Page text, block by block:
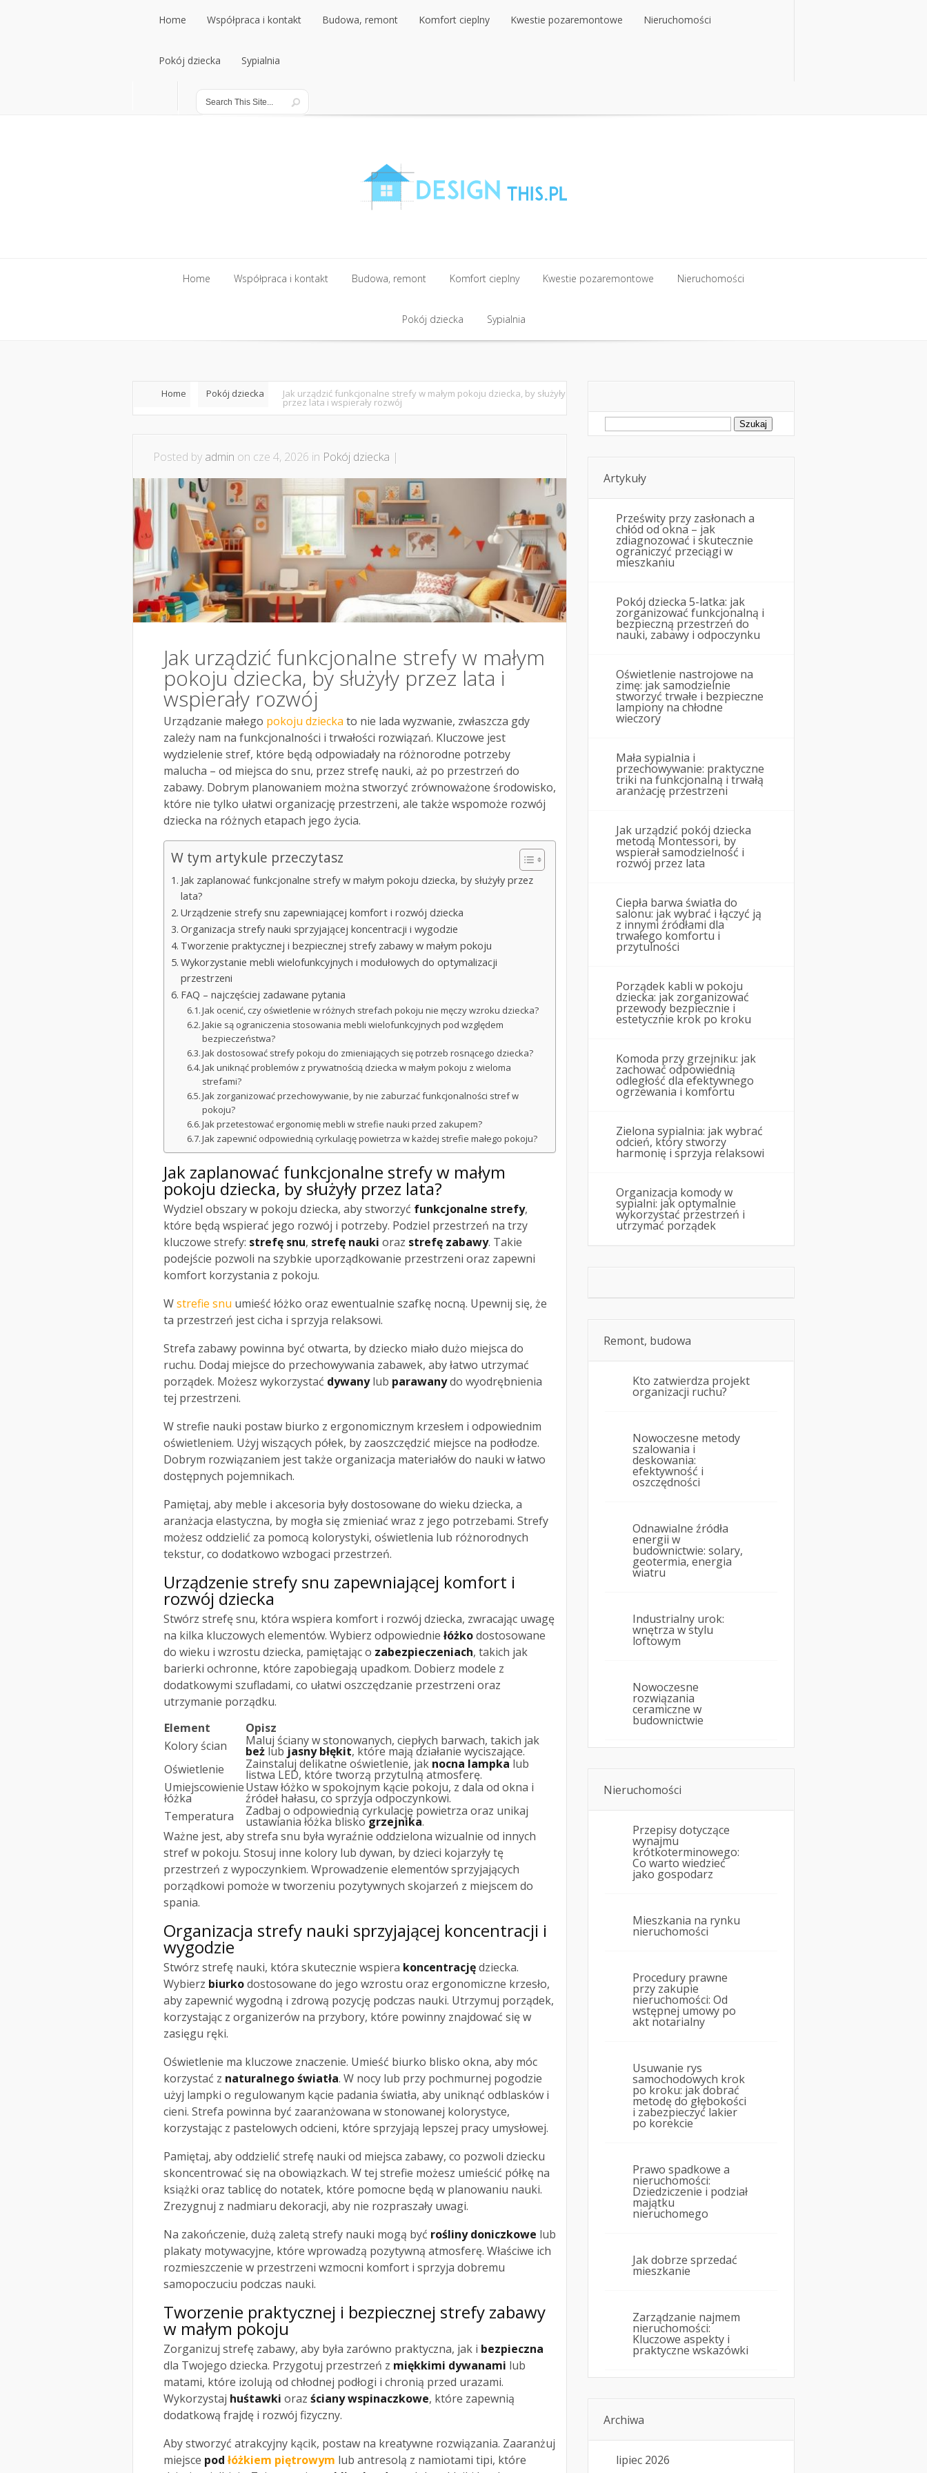
Home
Home
Współpraca i kontakt
Współpraca i kontakt
Budowa, remont Komfort cieplny Kwestie pozaremontowe Nieruchomości
Pokój dziecka
Pokój dziecka
Sypialnia
Sypialnia
Home Współpraca i kontakt Budowa, remont
Budowa, remont
Komfort cieplny
Komfort cieplny
Kwestie pozaremontowe Nieruchomości
Pokój dziecka Sypialnia
Home Pokój dziecka Jak urządzić funkcjonalne strefy w małym pokoju dziecka, by służyły
przez lata i wspierały rozwój
Posted by admin on cze 4, 2026 in Pokój dziecka |
Jak urządzić funkcjonalne strefy w małym
pokoju dziecka, by służyły przez lata i
wspierały rozwój
Urządzanie małego pokoju dziecka to nie lada wyzwanie, zwłaszcza gdy
zależy nam na funkcjonalności i trwałości rozwiązań. Kluczowe jest
wydzielenie stref, które będą odpowiadały na różnorodne potrzeby
malucha – od miejsca do snu, przez strefę nauki, aż po przestrzeń do
zabawy. Dobrym planowaniem można stworzyć zrównoważone środowisko,
które nie tylko ułatwi organizację przestrzeni, ale także wspomoże rozwój
dziecka na różnych etapach jego życia.
W tym artykule przeczytasz
Jak zaplanować funkcjonalne strefy w małym pokoju dziecka, by służyły przez
lata?
Urządzenie strefy snu zapewniającej komfort i rozwój dziecka
Organizacja strefy nauki sprzyjającej koncentracji i wygodzie
Tworzenie praktycznej i bezpiecznej strefy zabawy w małym pokoju
Wykorzystanie mebli wielofunkcyjnych i modułowych do optymalizacji
przestrzeni
FAQ – najczęściej zadawane pytania
Jak ocenić, czy oświetlenie w różnych strefach pokoju nie męczy wzroku dziecka?
Jakie są ograniczenia stosowania mebli wielofunkcyjnych pod względem
bezpieczeństwa?
Jak dostosować strefy pokoju do zmieniających się potrzeb rosnącego dziecka?
Jak uniknąć problemów z prywatnością dziecka w małym pokoju z wieloma
strefami?
Jak zorganizować przechowywanie, by nie zaburzać funkcjonalności stref w
pokoju?
Jak przetestować ergonomię mebli w strefie nauki przed zakupem?
Jak zapewnić odpowiednią cyrkulację powietrza w każdej strefie małego pokoju?
Jak zaplanować funkcjonalne strefy w małym
pokoju dziecka, by służyły przez lata?
Wydziel obszary w pokoju dziecka, aby stworzyć funkcjonalne strefy,
które będą wspierać jego rozwój i potrzeby. Podziel przestrzeń na trzy
kluczowe strefy: strefę snu, strefę nauki oraz strefę zabawy. Takie
podejście pozwoli na szybkie uporządkowanie przestrzeni oraz zapewni
komfort korzystania z pokoju.
Wstrefie snu umieść łóżko oraz ewentualnie szafkę nocną. Upewnij się, że
ta przestrzeń jest cicha i sprzyja relaksowi.
Strefa zabawy powinna być otwarta, by dziecko miało dużo miejsca do
ruchu. Dodaj miejsce do przechowywania zabawek, aby łatwo utrzymać
porządek. Możesz wykorzystać dywanylub parawanydo wyodrębnienia
tej przestrzeni.
W strefie nauki postaw biurko z ergonomicznym krzesłem i odpowiednim
oświetleniem. Użyj wiszących półek, by zaoszczędzić miejsce na podłodze.
Dobrym rozwiązaniem jest także organizacja materiałów do nauki w łatwo
dostępnych pojemnikach.
Pamiętaj, aby meble i akcesoria były dostosowane do wieku dziecka, a
aranżacja elastyczna, by mogła się zmieniać wraz z jego potrzebami. Strefy
możesz oddzielić za pomocą kolorystyki, oświetlenia lub różnorodnych
tekstur, co dodatkowo wzbogaci przestrzeń.
Urządzenie strefy snu zapewniającej komfort i
rozwój dziecka
Stwórz strefę snu, która wspiera komfort i rozwój dziecka, zwracając uwagę
na kilka kluczowych elementów. Wybierz odpowiednie łóżkodostosowane
do wieku i wzrostu dziecka, pamiętając o zabezpieczeniach, takich jak
barierki ochronne, które zapobiegają upadkom. Dobierz modele z
dodatkowymi szufladami, co ułatwi oszczędzanie przestrzeni oraz
utrzymanie porządku.
Element
Opisz
Kolory ścian
Maluj ściany w stonowanych, ciepłych barwach, takich jak
beż lub jasny błękit, które mają działanie wyciszające.
Oświetlenie
Zainstaluj delikatne oświetlenie, jak nocna lampka lub
listwa LED, które tworzą przytulną atmosferę.
Umiejscowienie
łóżka
Ustaw łóżko w spokojnym kącie pokoju, z dala od okna i
źródeł hałasu, co sprzyja odpoczynkowi.
Temperatura
Zadbaj o odpowiednią cyrkulację powietrza oraz unikaj
ustawiania łóżka bliskogrzejnika.
Ważne jest, aby strefa snu była wyraźnie oddzielona wizualnie od innych
stref w pokoju. Stosuj inne kolory lub dywan, by dzieci kojarzyły tę
przestrzeń z wypoczynkiem. Wprowadzenie elementów sprzyjających
porządkowi pomoże w tworzeniu pozytywnych skojarzeń z miejscem do
spania.
Organizacja strefy nauki sprzyjającej koncentracji i
wygodzie
Stwórz strefę nauki, która skutecznie wspiera koncentracjędziecka.
Wybierz biurkodostosowane do jego wzrostu oraz ergonomiczne krzesło,
aby zapewnić wygodną i zdrową pozycję podczas nauki. Utrzymuj porządek,
korzystając z organizerów na przybory, które powinny znajdować się w
zasięgu ręki.
Oświetlenie ma kluczowe znaczenie. Umieść biurko blisko okna, aby móc
korzystać z naturalnego światła. W nocy lub przy pochmurnej pogodzie
użyj lampki o regulowanym kącie padania światła, aby uniknąć odblasków i
cieni. Strefa powinna być zaaranżowana w stonowanej kolorystyce,
korzystając z pastelowych odcieni, które sprzyjają lepszej pracy umysłowej.
Pamiętaj, aby oddzielić strefę nauki od miejsca zabawy, co pozwoli dziecku
skoncentrować się na obowiązkach. W tej strefie możesz umieścić półkę na
książki oraz tablicę do notatek, które pomocne będą w planowaniu nauki.
Zrezygnuj z nadmiaru dekoracji, aby nie rozpraszały uwagi.
Na zakończenie, dużą zaletą strefy nauki mogą być rośliny doniczkowe lub
plakaty motywacyjne, które wprowadzą pozytywną atmosferę. Właściwe ich
rozmieszczenie w przestrzeni wzmocni komfort i sprzyja dobremu
samopoczuciu podczas nauki.
Tworzenie praktycznej i bezpiecznej strefy zabawy
w małym pokoju
Zorganizuj strefę zabawy, aby była zarówno praktyczna, jak i bezpieczna
dla Twojego dziecka. Przygotuj przestrzeń z miękkimi dywanami lub
matami, które izolują od chłodnej podłogi i chronią przed urazami.
Wykorzystaj huśtawki oraz ściany wspinaczkowe, które zapewnią
dodatkową frajdę i rozwój fizyczny.
Aby stworzyć atrakcyjny kącik, postaw na kreatywne rozwiązania. Zaaranżuj
miejsce pod łóżkiem piętrowym lub antresolą z namiotami tipi, które
Szukaj:
Artykuły
Prześwity przy zasłonach a
chłód od okna – jak
zdiagnozować i skutecznie
ograniczyć przeciągi w
mieszkaniu
Pokój dziecka 5-latka: jak
zorganizować funkcjonalną i
bezpieczną przestrzeń do
nauki, zabawy i odpoczynku
Oświetlenie nastrojowe na
zimę: jak samodzielnie
stworzyć trwałe i bezpieczne
lampiony na chłodne
wieczory
Mała sypialnia i
przechowywanie: praktyczne
triki na funkcjonalną i trwałą
aranżację przestrzeni
Jak urządzić pokój dziecka
metodą Montessori, by
wspierał samodzielność i
rozwój przez lata
Ciepła barwa światła do
salonu: jak wybrać i łączyć ją
z innymi źródłami dla
trwałego komfortu i
przytulności
Porządek kabli w pokoju
dziecka: jak zorganizować
przewody bezpiecznie i
estetycznie krok po kroku
Komoda przy grzejniku: jak
zachować odpowiednią
odległość dla efektywnego
ogrzewania i komfortu
Zielona sypialnia: jak wybrać
odcień, który stworzy
harmonię i sprzyja relaksowi
Organizacja komody w
sypialni: jak optymalnie
wykorzystać przestrzeń i
utrzymać porządek
Remont, budowa
Kto zatwierdza projekt
organizacji ruchu?
Nowoczesne metody
szalowania i
deskowania:
efektywność i
oszczędności
Odnawialne źródła
energii w
budownictwie: solary,
geotermia, energia
wiatru
Industrialny urok:
wnętrza w stylu
loftowym
Nowoczesne
rozwiązania
ceramiczne w
budownictwie
Nieruchomości
Przepisy dotyczące
wynajmu
krótkoterminowego:
Co warto wiedzieć
jako gospodarz
Mieszkania na rynku
nieruchomości
Procedury prawne
przy zakupie
nieruchomości: Od
wstępnej umowy po
akt notarialny
Usuwanie rys
samochodowych krok
po kroku: jak dobrać
metodę do głębokości
i zabezpieczyć lakier
po korekcie
Prawo spadkowe a
nieruchomości:
Dziedziczenie i podział
majątku
nieruchomego
Jak dobrze sprzedać
mieszkanie
Zarządzanie najmem
nieruchomości:
Kluczowe aspekty i
praktyczne wskazówki
Archiwa
lipiec 2026